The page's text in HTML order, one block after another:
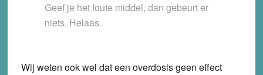
Geef je het foute middel, dan gebeurt er
niets. Helaas.
Wij weten ook wel dat een overdosis geen effect